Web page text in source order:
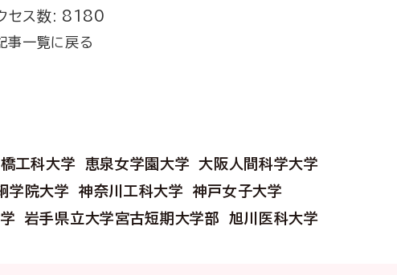
セス数: 8180
事一覧に戻る
工科大学 恵泉女学園大学
大阪人間科学大学
学院大学
神奈川工科大学
神戸女子大学
岩手県立大学宮古短期大学部 旭川医科大学